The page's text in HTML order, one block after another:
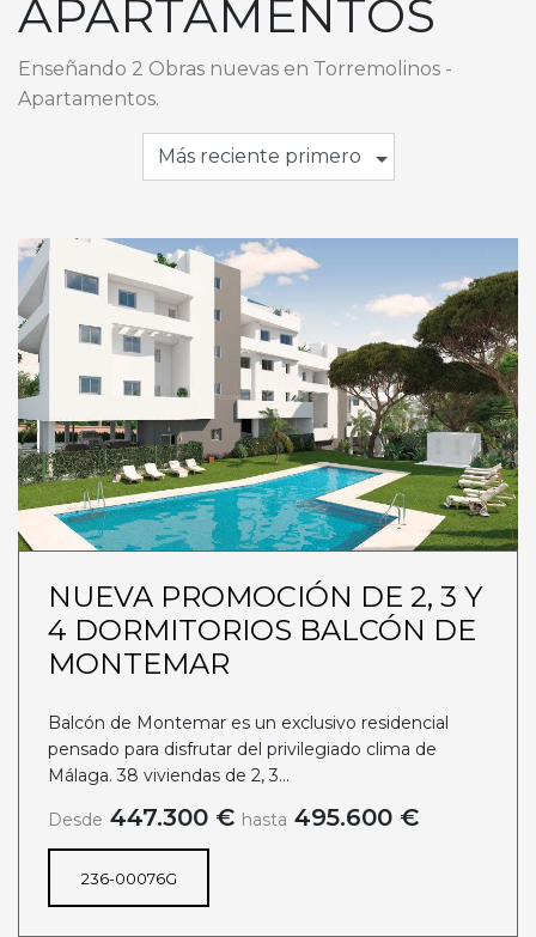
APARTAMENTOS
Enseñando 2 Obras nuevas en Torremolinos -
Apartamentos.
Más reciente primero
NUEVA PROMOCIÓN DE 2, 3 Y
4 DORMITORIOS BALCÓN DE
MONTEMAR
Balcón de Montemar es un exclusivo residencial
pensado para disfrutar del privilegiado clima de
Málaga. 38 viviendas de 2, 3...
Desde 447.300 € hasta 495.600 €
236-00076G